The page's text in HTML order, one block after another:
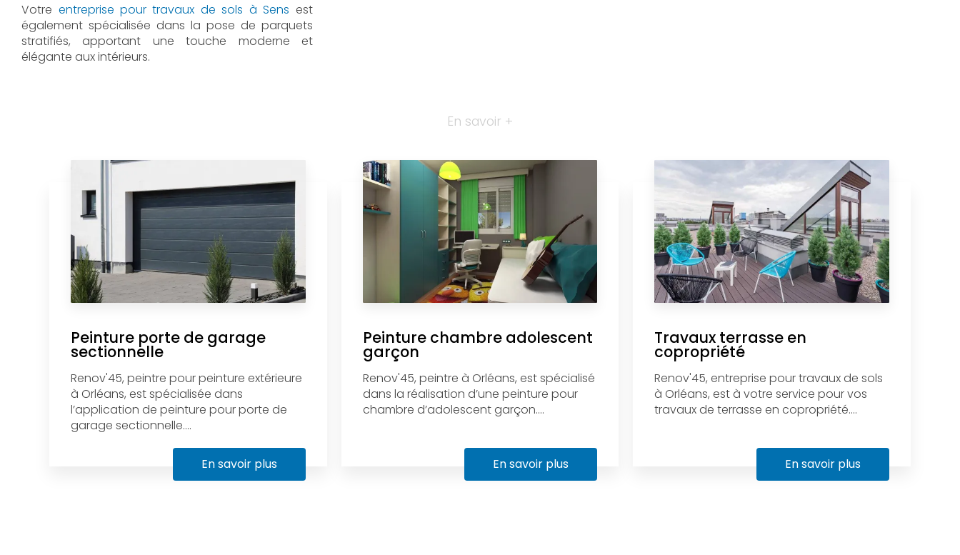
Votre entreprise pour travaux de sols à Sens est
également spécialisée dans la pose de parquets
stratifiés, apportant une touche moderne et
élégante aux intérieurs.
En savoir +
Peinture porte de garage
sectionnelle
Renov'45, peintre pour peinture extérieure
à Orléans, est spécialisée dans
l’application de peinture pour porte de
garage sectionnelle....
En savoir plus
Peinture chambre adolescent
garçon
Renov'45, peintre à Orléans, est spécialisé
dans la réalisation d’une peinture pour
chambre d’adolescent garçon....
En savoir plus
Travaux terrasse en
copropriété
Renov'45, entreprise pour travaux de sols
à Orléans, est à votre service pour vos
travaux de terrasse en copropriété....
En savoir plus